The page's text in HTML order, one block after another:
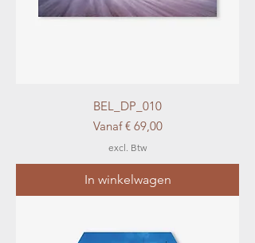
BEL_DP_010
Vanaf€ 69,00
Verkoopprijs
excl. Btw
In winkelwagen